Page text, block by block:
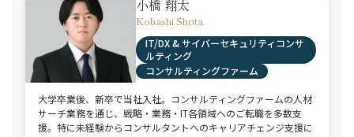
小橋 翔太
Kobashi Shota
IT/DX & サイバーセキュリティコンサ
ルティング
コンサルティングファーム
大学卒業後、新卒で当社入社。コンサルティングファームの人材
サーチ業務を通じ、戦略・業務・IT各領域へのご転職を多数支
援。特に未経験からコンサルタントへのキャリアチェンジ支援に